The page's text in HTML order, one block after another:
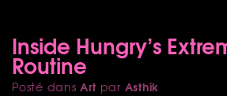
Inside Hungry’s
Routine
Posté dansArt par Asthik